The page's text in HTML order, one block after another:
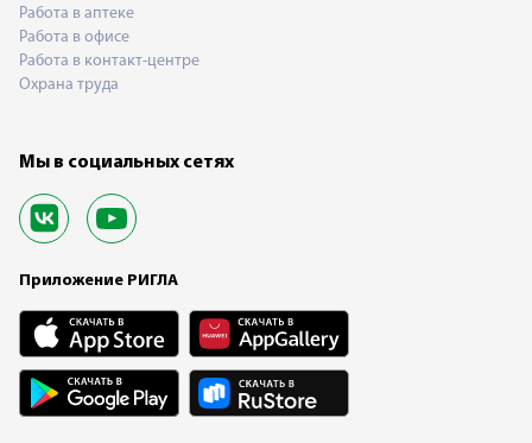
Работа в аптеке
Работа в офисе
Работа в контакт-центре
Охрана труда
Мы в социальных сетях
Приложение РИГЛА